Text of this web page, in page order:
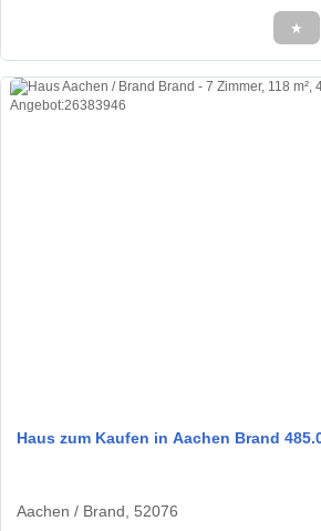
★
Haus zum Kaufen in Aachen Brand
Aachen / Brand, 52076